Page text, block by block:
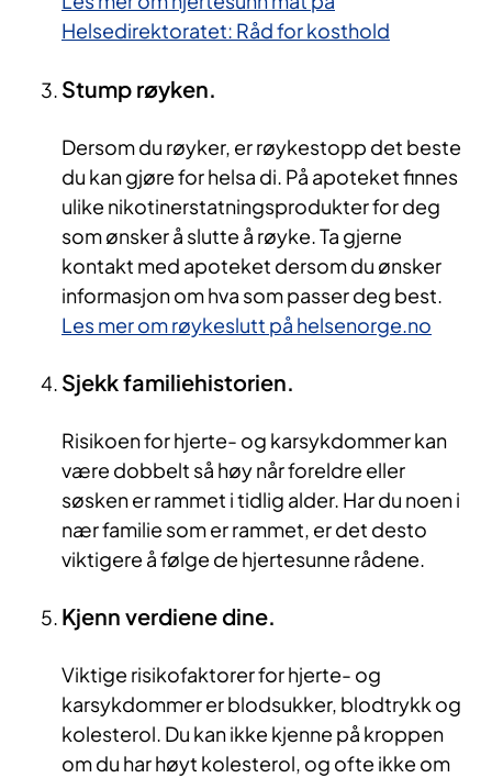
Helsedirektoratet: Råd for kosthold
Stump røyken.
Dersom du røyker, er røykestopp det beste
du kan gjøre for helsa di. På apoteket finnes
ulike nikotinerstatningsprodukter for deg
som ønsker å slutte å røyke. Ta gjerne
kontakt med apoteket dersom du ønsker
informasjon om hva som passer deg best.
Les mer om røykeslutt på helsenorge.no
Sjekk familiehistorien.
Risikoen for hjerte- og karsykdommer kan
være dobbelt så høy når foreldre eller
søsken er rammet i tidlig alder. Har du noen i
nær familie som er rammet, er det desto
viktigere å følge de hjertesunne rådene.
Kjenn verdiene dine.
Viktige risikofaktorer for hjerte- og
karsykdommer er blodsukker, blodtrykk og
kolesterol. Du kan ikke kjenne på kroppen
om du har høyt kolesterol, og ofte ikke om